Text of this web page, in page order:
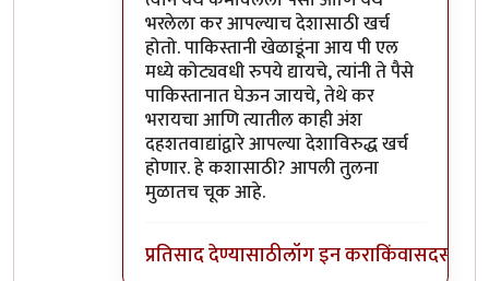
भरलेला कर आपल्याच देशासाठी खर्च
होतो. पाकिस्तानी खेळाडूंना आय पी एल
मध्ये कोट्यवधी रुपये द्यायचे, त्यांनी ते पैसे
पाकिस्तानात घेऊन जायचे, तेथे कर
भरायचा आणि त्यातील काही अंश
दहशतवाद्यांद्वारे आपल्या देशाविरुद्ध खर्च
होणार. हे कशासाठी? आपली तुलना
मुळातच चूक आहे.
प्रतिसाद देण्यासाठीलॉग इन कराकिंवासदस्य व्हा